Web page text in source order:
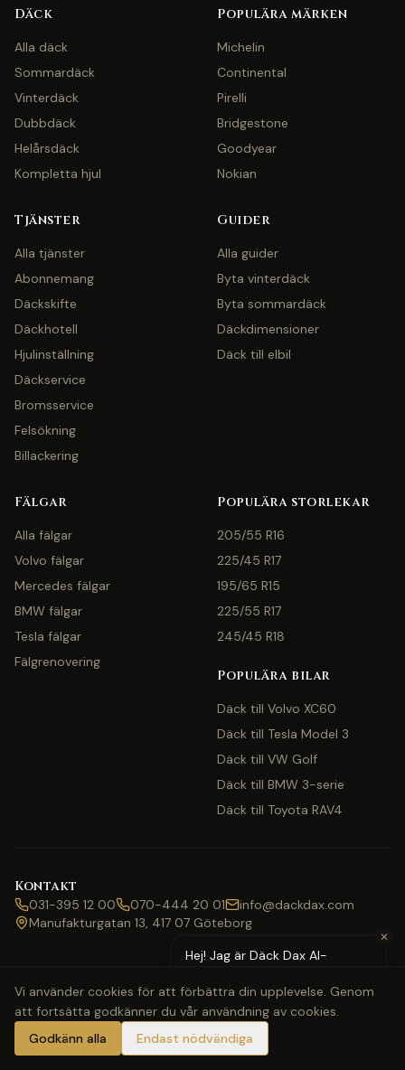
Däck
Alla däck
Sommardäck
Vinterdäck
Dubbdäck
Helårsdäck
Kompletta hjul
Populära märken
Michelin
Continental
Pirelli
Bridgestone
Goodyear
Nokian
Tjänster
Alla tjänster
Abonnemang
Däckskifte
Däckhotell
Hjulinställning
Däckservice
Bromsservice
Felsökning
Billackering
Guider
Alla guider
Byta vinterdäck
Byta sommardäck
Däckdimensioner
Däck till elbil
Fälgar
Alla fälgar
Volvo fälgar
Mercedes fälgar
BMW fälgar
Tesla fälgar
Fälgrenovering
Populära storlekar
205/55 R16
225/45 R17
195/65 R15
225/55 R17
245/45 R18
Populära bilar
Däck till Volvo XC60
Däck till Tesla Model 3
Däck till VW Golf
Däck till BMW 3-serie
Däck till Toyota RAV4
Kontakt
031-395 12 00 070-444 20 01
info@dackdax.com
Manufakturgatan 13, 417 07 Göteborg
©2026Däck Dax. Alla rättigheter förbehållna.
WebbkartaKlarnaSwishVisaMastercard
✕
Hej! Jag är Däck Dax AI-
med pris eller bokning?
Vi använder cookies för att förbättra din upplevelse. Genom
att fortsätta godkänner du vår användning av cookies.
Godkänn alla
Endast nödvändiga